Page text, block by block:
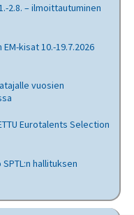
2.8. – ilmoittautuminen
kisat 10.-19.7.2026
vuosien
Eurotalents Selection
hallituksen